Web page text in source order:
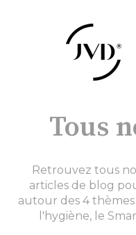
Tous
Retrouvez tous
articles de blog
autour des 4
l'hygiène, le